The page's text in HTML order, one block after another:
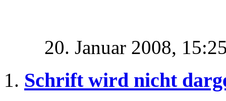
20. Januar 2008,
Schrift wird nicht